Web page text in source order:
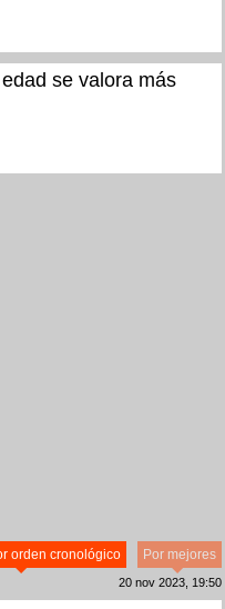
se valora más
Por mejores
orden cronológico
20 nov 2023, 19:50